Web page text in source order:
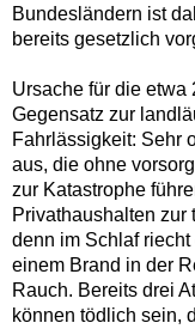
Bundesländern ist
bereits gesetzlich
Ursache für die etwa
Gegensatz zur
Fahrlässigkeit: Sehr
aus, die ohne
zur Katastrophe
Privathaushalten zur
denn im Schlaf
einem Brand in der
Rauch. Bereits drei
können tödlich sein,